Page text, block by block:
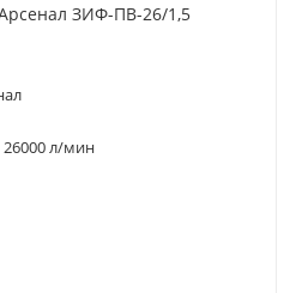
ЗИФ-ПВ-26/1,5
26000 л/мин